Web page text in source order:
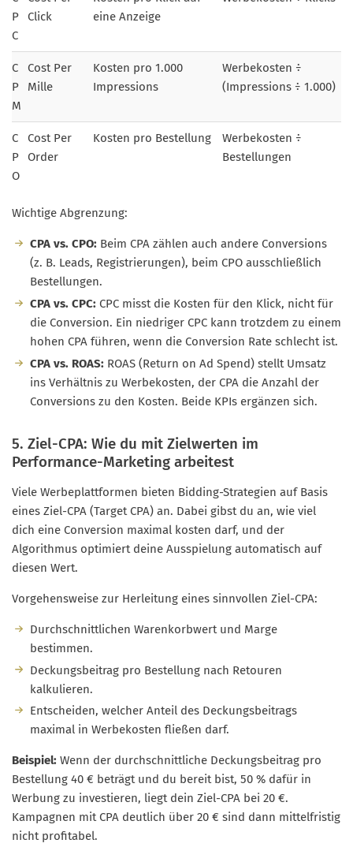
P
C
Click
eine Anzeige
C
P
M
Cost Per
Mille
Kosten pro 1.000
Impressions
Werbekosten ÷
(Impressions ÷ 1.000)
C
P
O
Cost Per
Order
Kosten pro Bestellung
Werbekosten ÷
Bestellungen
Wichtige Abgrenzung:
CPA vs. CPO: Beim CPA zählen auch andere Conversions
(z. B. Leads, Registrierungen), beim CPO ausschließlich
Bestellungen.
CPA vs. CPC: CPC misst die Kosten für den Klick, nicht für
die Conversion. Ein niedriger CPC kann trotzdem zu einem
hohen CPA führen, wenn die Conversion Rate schlecht ist.
CPA vs. ROAS: ROAS (Return on Ad Spend) stellt Umsatz
ins Verhältnis zu Werbekosten, der CPA die Anzahl der
Conversions zu den Kosten. Beide KPIs ergänzen sich.
5. Ziel-CPA: Wie du mit Zielwerten im
Performance-Marketing arbeitest
Viele Werbeplattformen bieten Bidding-Strategien auf Basis
eines Ziel-CPA (Target CPA) an. Dabei gibst du an, wie viel
dich eine Conversion maximal kosten darf, und der
Algorithmus optimiert deine Ausspielung automatisch auf
diesen Wert.
Vorgehensweise zur Herleitung eines sinnvollen Ziel-CPA:
Durchschnittlichen Warenkorbwert und Marge
bestimmen.
Deckungsbeitrag pro Bestellung nach Retouren
kalkulieren.
Entscheiden, welcher Anteil des Deckungsbeitrags
maximal in Werbekosten fließen darf.
Beispiel: Wenn der durchschnittliche Deckungsbeitrag pro
Bestellung 40 € beträgt und du bereit bist, 50 % dafür in
Werbung zu investieren, liegt dein Ziel-CPA bei 20 €.
Kampagnen mit CPA deutlich über 20 € sind dann mittelfristig
nicht profitabel.